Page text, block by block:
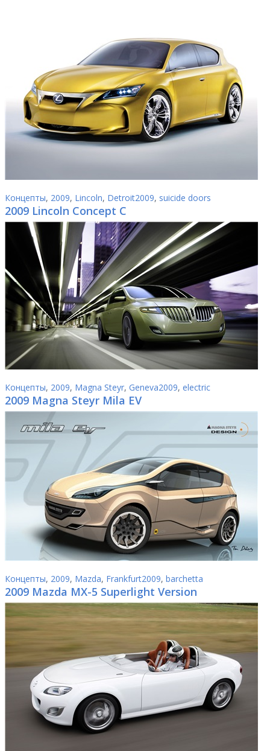
Концепты, 2009, Lincoln, Detroit2009, suicide doors
2009 Lincoln Concept C
Концепты, 2009, Magna Steyr, Geneva2009, electric
2009 Magna Steyr Mila EV
Концепты, 2009, Mazda, Frankfurt2009, barchetta
2009 Mazda MX-5 Superlight Version